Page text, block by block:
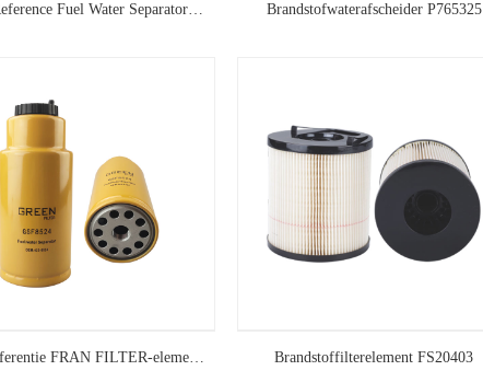
Cross Reference Fuel Water Separator P551425 Brandstofwaterafscheider P765325
Kruisreferentie FRAN FILTER-element 423-8524 Brandstoffilterelement FS20403